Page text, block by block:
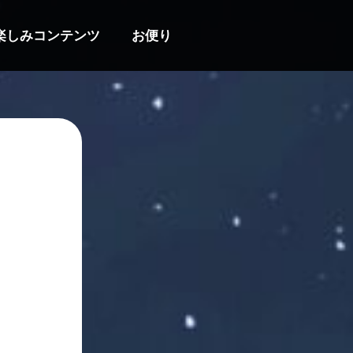
しみコンテンツ お便り